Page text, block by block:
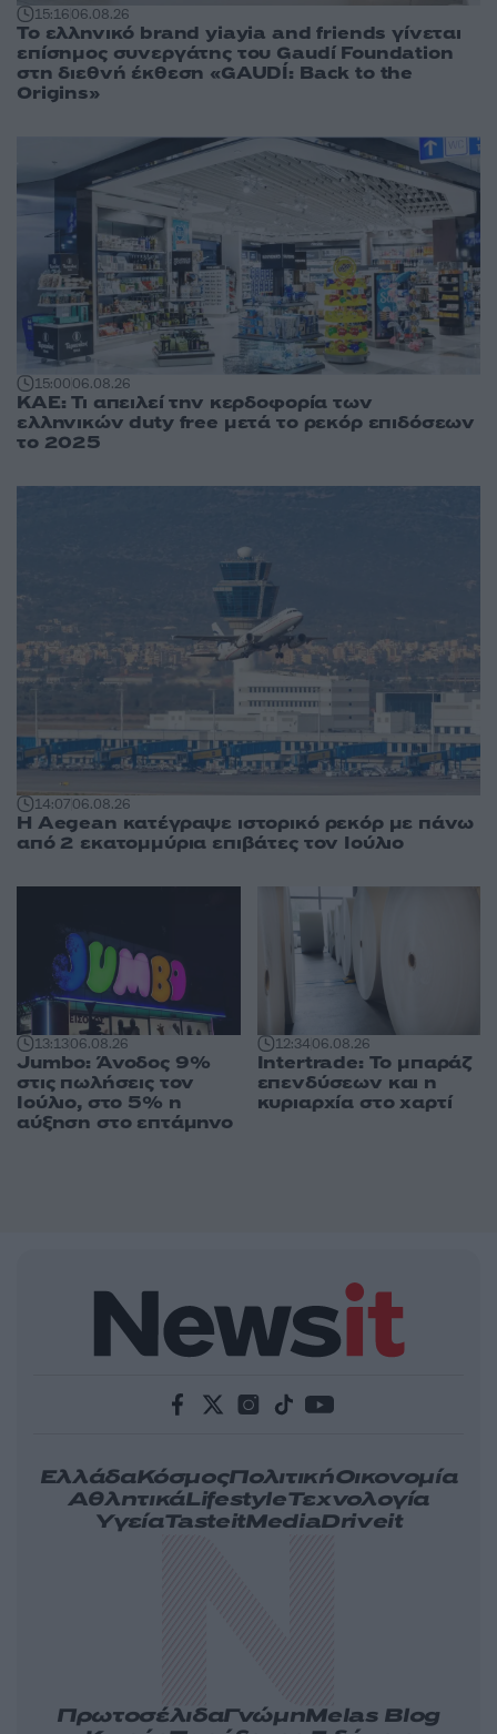
15:1606.08.26
Το ελληνικό brand yiayia and friends γίνεται
επίσημος συνεργάτης του Gaudí Foundation
στη διεθνή έκθεση «GAUDÍ: Back to the
Origins»
15:0006.08.26
ΚΑΕ: Τι απειλεί την κερδοφορία των
ελληνικών duty free μετά το ρεκόρ επιδόσεων
το 2025
14:0706.08.26
Η Aegean κατέγραψε ιστορικό ρεκόρ με πάνω
από 2 εκατομμύρια επιβάτες τον Ιούλιο
13:1306.08.26
Jumbo: Άνοδος 9%
στις πωλήσεις τον
Ιούλιο, στο 5% η
αύξηση στο επτάμηνο
12:3406.08.26
Intertrade: Το μπαράζ
επενδύσεων και η
κυριαρχία στο χαρτί
ΕλλάδαΚόσμοςΠολιτικήΟικονομία
ΑθλητικάLifestyleΤεχνολογία
ΥγείαTasteitMediaDriveit
ΠρωτοσέλιδαΓνώμηMelas Blog